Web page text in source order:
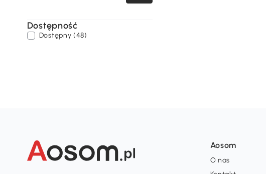
Dostępność
Dostępny (48)
Aosom
O nas